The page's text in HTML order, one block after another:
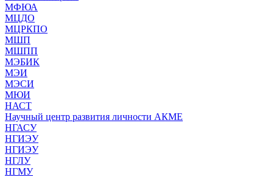
МФЮА
МЦДО
МЦРКПО
МШП
МШПП
МЭБИК
МЭИ
МЭСИ
МЮИ
НАСТ
Научный центр развития личности АКМЕ
НГАСУ
НГИЭУ
НГИЭУ
НГЛУ
НГМУ